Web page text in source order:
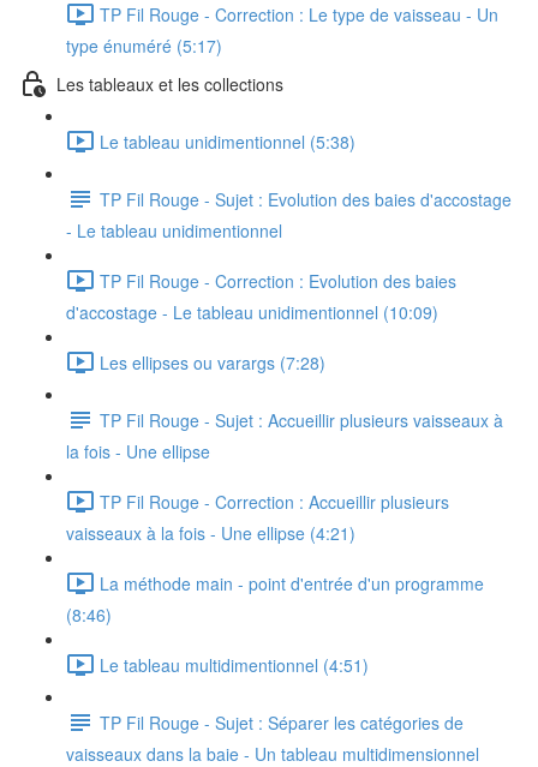
TP Fil Rouge - Correction : Le type de vaisseau - Un
type énuméré (5:17)
Les tableaux et les collections
Le tableau unidimentionnel (5:38)
TP Fil Rouge - Sujet : Evolution des baies d'accostage
- Le tableau unidimentionnel
TP Fil Rouge - Correction : Evolution des baies
d'accostage - Le tableau unidimentionnel (10:09)
Les ellipses ou varargs (7:28)
TP Fil Rouge - Sujet : Accueillir plusieurs vaisseaux à
la fois - Une ellipse
TP Fil Rouge - Correction : Accueillir plusieurs
vaisseaux à la fois - Une ellipse (4:21)
La méthode main - point d'entrée d'un programme
(8:46)
Le tableau multidimentionnel (4:51)
TP Fil Rouge - Sujet : Séparer les catégories de
vaisseaux dans la baie - Un tableau multidimensionnel